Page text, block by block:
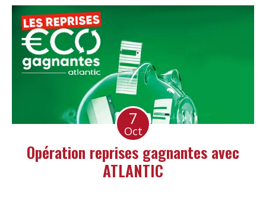
7
Oct
Opération reprises gagnantes avec
ATLANTIC